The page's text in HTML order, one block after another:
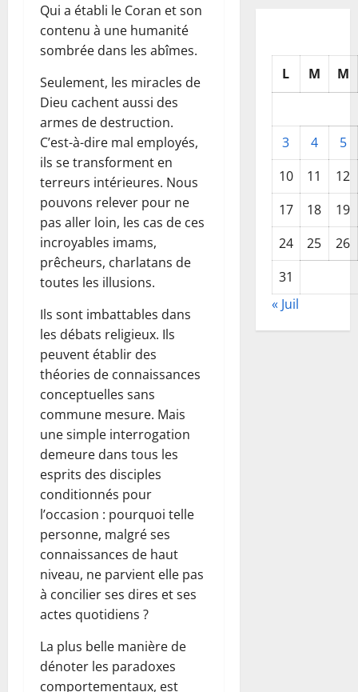
Qui a établi le Coran et son
contenu à une humanité
sombrée dans les abîmes.
Seulement, les miracles de
Dieu cachent aussi des
armes de destruction.
C’est-à-dire mal employés,
ils se transforment en
terreurs intérieures. Nous
pouvons relever pour ne
pas aller loin, les cas de ces
incroyables imams,
prêcheurs, charlatans de
toutes les illusions.
Ils sont imbattables dans
les débats religieux. Ils
peuvent établir des
théories de connaissances
conceptuelles sans
commune mesure. Mais
une simple interrogation
demeure dans tous les
esprits des disciples
conditionnés pour
l’occasion : pourquoi telle
personne, malgré ses
connaissances de haut
niveau, ne parvient elle pas
à concilier ses dires et ses
actes quotidiens ?
La plus belle manière de
dénoter les paradoxes
comportementaux, est
L M M
3 4
5
10
11
12
17
18
19
24
25
26
31
« Juil